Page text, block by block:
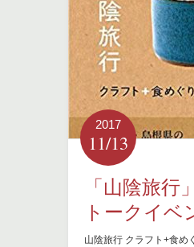
2017
11/13
「山陰旅行
トークイベ
山陰旅行 クラフト+食め